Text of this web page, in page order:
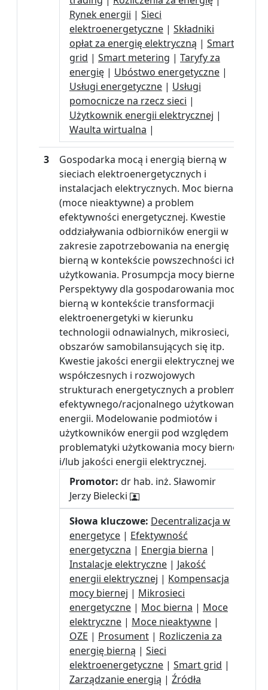
Rynek energii | Sieci
elektroenergetyczne | Składniki
opłat za energię elektryczną | Smart
grid | Smart metering | Taryfy za
energię | Ubóstwo energetyczne |
Usługi energetyczne | Usługi
pomocnicze na rzecz sieci |
Użytkownik energii elektrycznej |
Waulta wirtualna |
3
Gospodarka mocą i energią bierną w
sieciach elektroenergetycznych i
instalacjach elektrycznych. Moc bierna
(moce nieaktywne) a problem
efektywności energetycznej. Kwestie
oddziaływania odbiorników energii w
zakresie zapotrzebowania na energię
bierną w kontekście powszechności ich
użytkowania. Prosumpcja mocy biernej.
Perspektywy dla gospodarowania mocą
bierną w kontekście transformacji
elektroenergetyki w kierunku
technologii odnawialnych, mikrosieci,
obszarów samobilansujących się itp.
Kwestie jakości energii elektrycznej we
współczesnych i rozwojowych
strukturach energetycznych a problem
efektywnego/racjonalnego użytkowania
energii. Modelowanie podmiotów i
użytkowników energii pod względem
problematyki użytkowania mocy biernej
i/lub jakości energii elektrycznej.
Promotor: dr hab. inż. Sławomir
Jerzy Bielecki
Słowa kluczowe: Decentralizacja w
energetyce | Efektywność
energetyczna | Energia bierna |
Instalacje elektryczne | Jakość
energii elektrycznej | Kompensacja
mocy biernej | Mikrosieci
energetyczne | Moc bierna | Moce
elektryczne | Moce nieaktywne |
OZE | Prosument | Rozliczenia za
energię bierną | Sieci
elektroenergetyczne | Smart grid |
Zarządzanie energią | Źródła